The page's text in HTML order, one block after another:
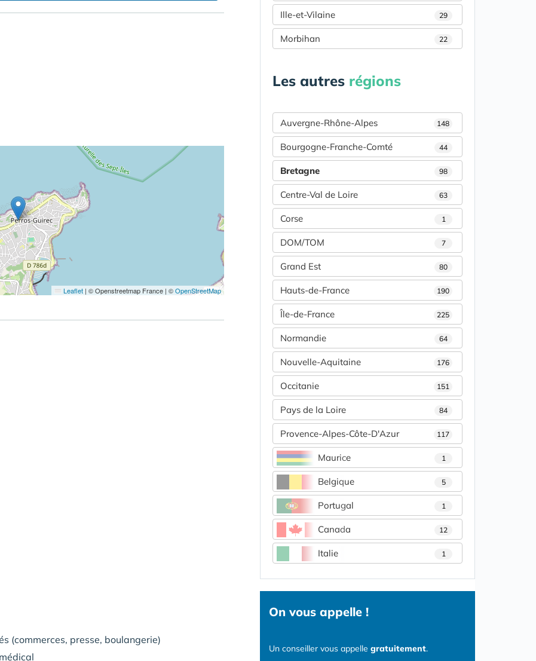
Leaflet | © Openstreetmap France | ©OpenStreetMap
(commerces, presse, boulangerie)
Ille-et-Vilaine 29
Morbihan 22
Les autres régions
Auvergne-Rhône-Alpes 148
Bourgogne-Franche-Comté 44
Bretagne 98
Centre-Val de Loire 63
Corse 1
DOM/TOM 7
Grand Est 80
Hauts-de-France 190
Île-de-France 225
Normandie 64
Nouvelle-Aquitaine 176
Occitanie 151
Pays de la Loire 84
Provence-Alpes-Côte-D'Azur 117
Maurice 1
Belgique 5
Portugal 1
Canada 12
Italie 1
On vous appelle !
Un conseiller vous appelle gratuitement.